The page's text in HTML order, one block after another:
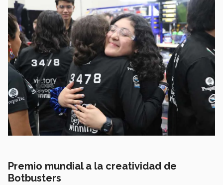
Premio mundial a la creatividad de
Botbusters